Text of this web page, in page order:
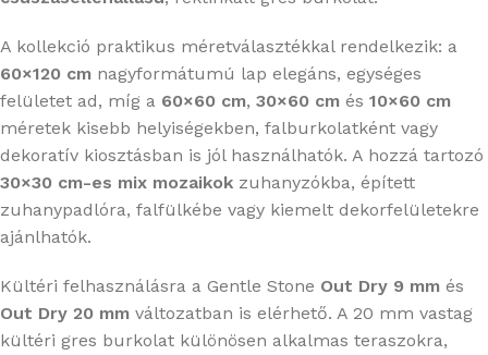
A kollekció praktikus méretválasztékkal rendelkezik: a
60×120 cm nagyformátumú lap elegáns, egységes
felületet ad, míg a 60×60 cm, 30×60 cm és 10×60 cm
méretek kisebb helyiségekben, falburkolatként vagy
dekoratív kiosztásban is jól használhatók. A hozzá tartozó
30×30 cm-es mix mozaikok zuhanyzókba, épített
zuhanypadlóra, falfülkébe vagy kiemelt dekorfelületekre
ajánlhatók.
Kültéri felhasználásra a Gentle Stone Out Dry 9 mm és
Out Dry 20 mm változatban is elérhető. A 20 mm vastag
kültéri gres burkolat különösen alkalmas teraszokra,